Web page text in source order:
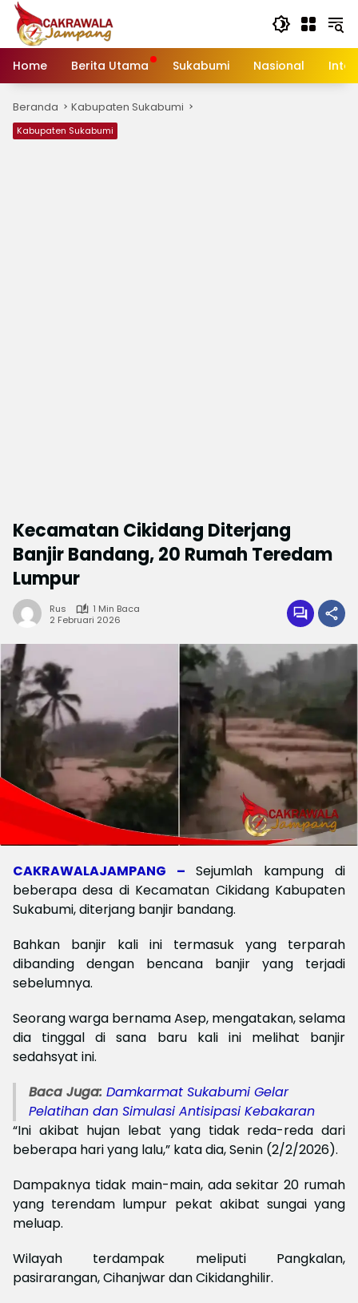
Langsung
konten
Home
Berita Utama Sukabumi Nasional
Beranda Kabupaten Sukabumi
Kabupaten Sukabumi
Kecamatan Cikidang Diterjang
Banjir Bandang, 20 Rumah Teredam
Lumpur
Rus
1 Min Baca
2 Februari 2026
CAKRAWALAJAMPANG – Sejumlah kampung di
beberapa desa di Kecamatan Cikidang Kabupaten
Sukabumi, diterjang banjir bandang.
Bahkan banjir kali ini termasuk yang terparah
dibanding dengan bencana banjir yang terjadi
sebelumnya.
Seorang warga bernama Asep, mengatakan, selama
dia tinggal di sana baru kali ini melihat banjir
sedahsyat ini.
Baca Juga: Damkarmat Sukabumi Gelar
Pelatihan dan Simulasi Antisipasi Kebakaran
“Ini akibat hujan lebat yang tidak reda-reda dari
beberapa hari yang lalu,” kata dia, Senin (2/2/2026).
Dampaknya tidak main-main, ada sekitar 20 rumah
yang terendam lumpur pekat akibat sungai yang
meluap.
Wilayah terdampak meliputi Pangkalan,
pasirarangan, Cihanjwar dan Cikidanghilir.